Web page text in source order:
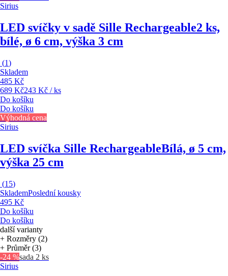
Sirius
LED svíčky v sadě Sille Rechargeable2 ks,
bílé, ø 6 cm, výška 3 cm
(1)
Skladem
485 Kč
689 Kč243 Kč / ks
Do košíku
Do košíku
Výhodná cena
Sirius
LED svíčka Sille RechargeableBílá, ø 5 cm,
výška 25 cm
(15)
SklademPoslední kousky
495 Kč
Do košíku
Do košíku
další varianty
+ Rozměry (2)
+ Průměr (3)
-24 %sada 2 ks
Sirius